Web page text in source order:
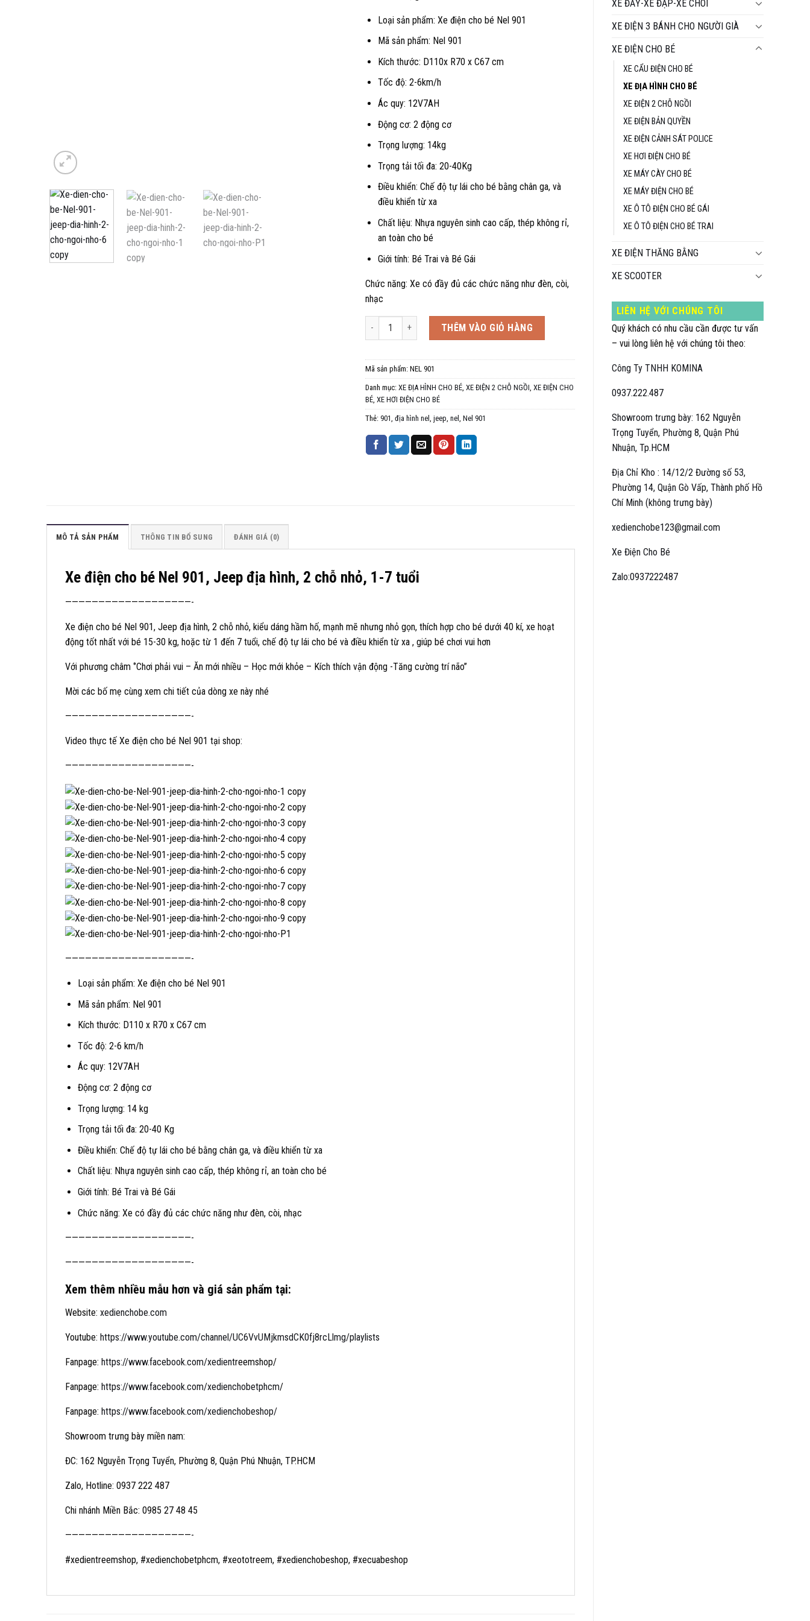
XE ĐẨY-XE ĐẠP-XE CHÒI
XE ĐIỆN 3 BÁNH CHO NGƯỜI GIÀ
XE ĐIỆN CHO BÉ
XE CẨU ĐIỆN CHO BÉ
XE ĐỊA HÌNH CHO BÉ
XE ĐIỆN 2 CHỖ NGỒI
XE ĐIỆN BẢN QUYỀN
XE ĐIỆN CẢNH SÁT POLICE
XE HƠI ĐIỆN CHO BÉ
XE MÁY CÀY CHO BÉ
XE MÁY ĐIỆN CHO BÉ
XE Ô TÔ ĐIỆN CHO BÉ GÁI
XE Ô TÔ ĐIỆN CHO BÉ TRAI
XE ĐIỆN THĂNG BẰNG
XE SCOOTER
LIÊN HỆ VỚI CHÚNG TÔI
Quý khách có nhu cầu cần được tư vấn
– vui lòng liên hệ với chúng tôi theo:
Công Ty TNHH KOMINA
0937.222.487
Showroom trưng bày: 162 Nguyễn
Trọng Tuyển, Phường 8, Quận Phú
Nhuận, Tp.HCM
Địa Chỉ Kho : 14/12/2 Đường số 53,
Phường 14, Quận Gò Vấp, Thành phố Hồ
Chí Minh (không trưng bày)
xedienchobe123@gmail.com
Xe Điện Cho Bé
Zalo:0937222487
3.990.000 ₫.
3.290.000 ₫.
Loại sản phẩm: Xe điện cho bé Nel 901
Mã sản phẩm: Nel 901
Kích thước: D110x R70 x C67 cm
Tốc độ: 2-6km/h
Ác quy: 12V7AH
Động cơ: 2 động cơ
Trọng lượng: 14kg
Trọng tải tối đa: 20-40Kg
Điều khiển: Chế độ tự lái cho bé bằng chân ga, và
điều khiển từ xa
Chất liệu: Nhựa nguyên sinh cao cấp, thép không rỉ,
an toàn cho bé
Giới tính: Bé Trai và Bé Gái
Chức năng: Xe có đầy đủ các chức năng như đèn, còi,
nhạc
Xe điện cho bé Nel 901, Jeep địa hình, 2 chỗ nhỏ, 1-7 tuổi số lượng
THÊM VÀO GIỎ HÀNG
Mã sản phẩm: NEL 901
Danh mục: XE ĐỊA HÌNH CHO BÉ, XE ĐIỆN 2 CHỖ NGỒI XE ĐIỆN CHO
BÉ, XE HƠI ĐIỆN CHO BÉ
Thẻ: 901 địa hình nel jeep nel Nel 901
MÔ TẢ SẢN PHẨM THÔNG TIN BỔ SUNG ĐÁNH GIÁ (0)
Xe điện cho bé Nel 901, Jeep địa hình, 2 chỗ nhỏ, 1-7 tuổi
———————————————————-
Xe điện cho bé Nel 901, Jeep địa hình, 2 chỗ nhỏ, kiểu dáng hầm hố, mạnh mẽ nhưng nhỏ gọn, thích hợp cho bé dưới 40 kí, xe hoạt
động tốt nhất với bé 15-30 kg, hoặc từ 1 đến 7 tuổi, chế độ tự lái cho bé và điều khiển từ xa , giúp bé chơi vui hơn
Với phương châm ‘’Chơi phải vui – Ăn mới nhiều – Học mới khỏe – Kích thích vận động -Tăng cường trí não’’
Mời các bố mẹ cùng xem chi tiết của dòng xe này nhé
———————————————————-
Video thực tế Xe điện cho bé Nel 901 tại shop:
———————————————————-
———————————————————-
Loại sản phẩm: Xe điện cho bé Nel 901
Mã sản phẩm: Nel 901
Kích thước: D110 x R70 x C67 cm
Tốc độ: 2-6 km/h
Ác quy: 12V7AH
Động cơ: 2 động cơ
Trọng lượng: 14 kg
Trọng tải tối đa: 20-40 Kg
Điều khiển: Chế độ tự lái cho bé bằng chân ga, và điều khiển từ xa
Chất liệu: Nhựa nguyên sinh cao cấp, thép không rỉ, an toàn cho bé
Giới tính: Bé Trai và Bé Gái
Chức năng: Xe có đầy đủ các chức năng như đèn, còi, nhạc
———————————————————-
———————————————————-
Xem thêm nhiều mẫu hơn và giá sản phẩm tại:
Website: xedienchobe.com
Youtube: https://www.youtube.com/channel/UC6VvUMjkmsdCK0fj8rcLlmg/playlists
Fanpage: https://www.facebook.com/xedientreemshop/
Fanpage: https://www.facebook.com/xedienchobetphcm/
Fanpage: https://www.facebook.com/xedienchobeshop/
Showroom trưng bày miền nam:
ĐC: 162 Nguyễn Trọng Tuyển, Phường 8, Quận Phú Nhuận, TP.HCM
Zalo, Hotline: 0937 222 487
Chi nhánh Miền Bắc: 0985 27 48 45
———————————————————-
#xedientreemshop, #xedienchobetphcm, #xeototreem, #xedienchobeshop, #xecuabeshop